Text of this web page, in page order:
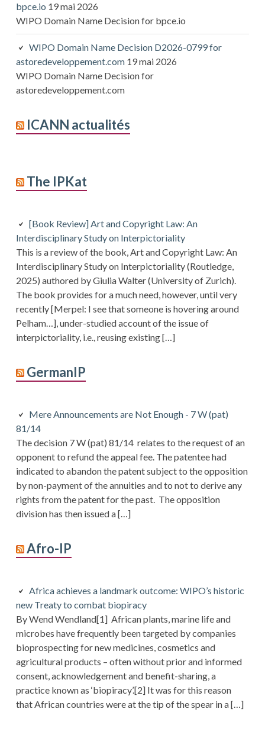
bpce.io 19 mai 2026
WIPO Domain Name Decision for bpce.io
WIPO Domain Name Decision D2026-0799 for
astoredeveloppement.com 19 mai 2026
WIPO Domain Name Decision for
astoredeveloppement.com
ICANN actualités
The IPKat
[Book Review] Art and Copyright Law: An
Interdisciplinary Study on Interpictoriality
This is a review of the book, Art and Copyright Law: An
Interdisciplinary Study on Interpictoriality (Routledge,
2025) authored by Giulia Walter (University of Zurich).
The book provides for a much need, however, until very
recently [Merpel: I see that someone is hovering around
Pelham…], under-studied account of the issue of
interpictoriality, i.e., reusing existing […]
GermanIP
Mere Announcements are Not Enough - 7 W (pat)
81/14
The decision 7 W (pat) 81/14 relates to the request of an
opponent to refund the appeal fee. The patentee had
indicated to abandon the patent subject to the opposition
by non-payment of the annuities and to not to derive any
rights from the patent for the past. The opposition
division has then issued a […]
Afro-IP
Africa achieves a landmark outcome: WIPO’s historic
new Treaty to combat biopiracy
By Wend Wendland[1] African plants, marine life and
microbes have frequently been targeted by companies
bioprospecting for new medicines, cosmetics and
agricultural products – often without prior and informed
consent, acknowledgement and benefit-sharing, a
practice known as ‘biopiracy’.[2] It was for this reason
that African countries were at the tip of the spear in a […]